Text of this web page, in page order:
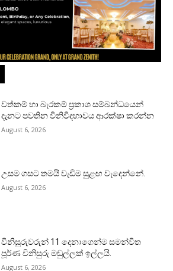
වත්කම් හා බැරකම් ප්‍රකාශ සම්බන්ධයෙන්
දැනට පවතින විනිවිදභාවය ආරක්ෂා කරන්න
August 6, 2026
උසම ගසට තමයි වැඩිම සුළඟ වැදෙන්නේ.
August 6, 2026
විනිසුරුවරුන් 11 දෙනාගෙන්ම සමන්විත
පූර්ණ විනිසුරු මඬුල්ලක් ඉල්ලයි.
August 6, 2026